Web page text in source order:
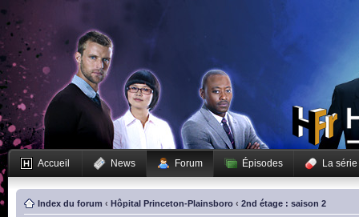
Accueil News Forum Épisodes La série
Index du forum ‹ Hôpital Princeton-Plainsboro ‹ 2nd étage : saison 2